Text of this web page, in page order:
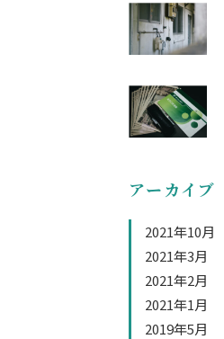
アーカイブ
2021年10月
2021年3月
2021年2月
2021年1月
2019年5月